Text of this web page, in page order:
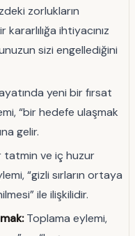
zorlukların
ihtiyacınız
sizi engellediğini
yeni bir fırsat
“bir hedefe ulaşmak
gelir.
tatmin ve iç huzur
“gizli sırların ortaya
ile ilişkilidir.
Toplama eylemi,